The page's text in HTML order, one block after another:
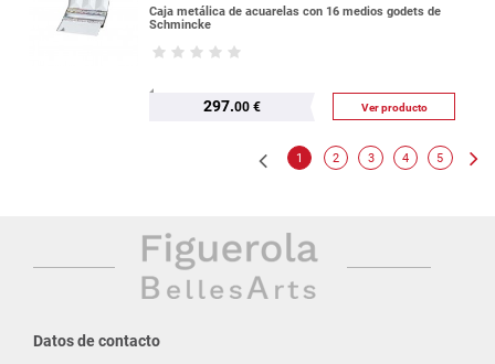
Caja metálica de acuarelas con 16 medios godets de
Schmincke
297.00 € Ver producto
1 2 3 4 5
Datos de contacto